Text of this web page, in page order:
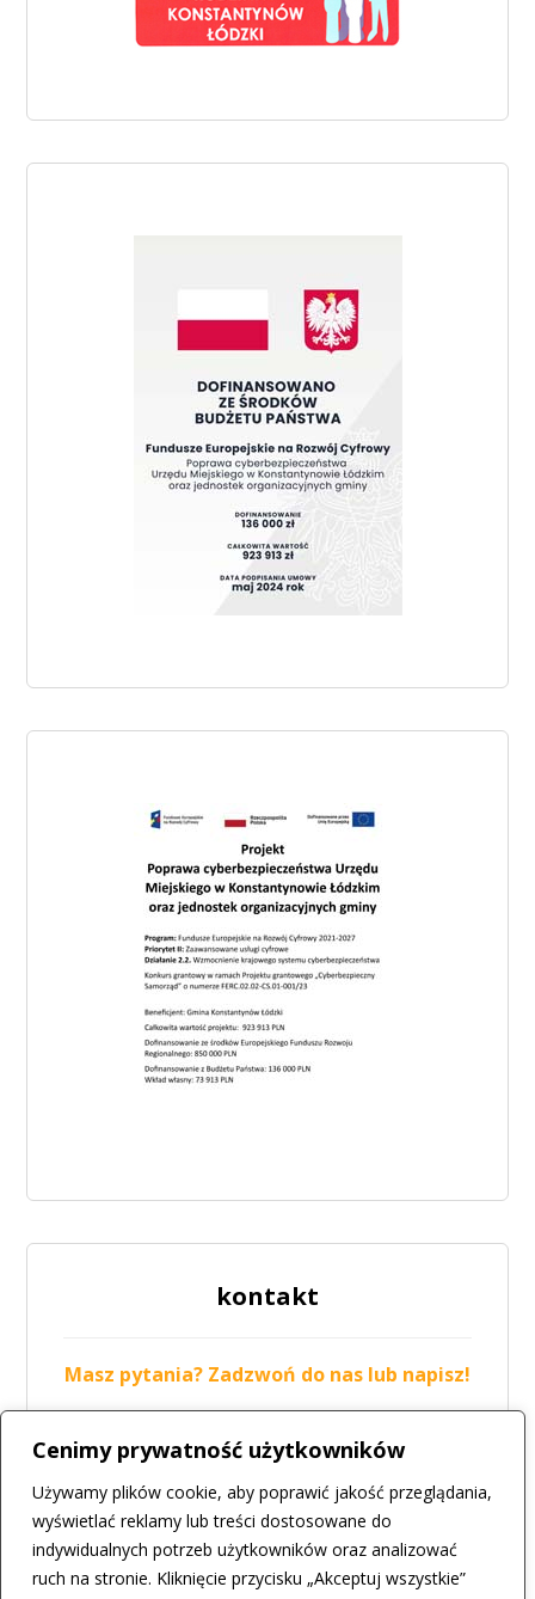
Cenimy prywatność użytkowników
Używamy plików cookie, aby poprawić jakość przeglądania,
wyświetlać reklamy lub treści dostosowane do
indywidualnych potrzeb użytkowników oraz analizować
ruch na stronie. Kliknięcie przycisku „Akceptuj wszystkie”
kontakt
Masz pytania? Zadzwoń do nas lub napisz!
mail:
biuro@csir.konstantynow.pl
więcej